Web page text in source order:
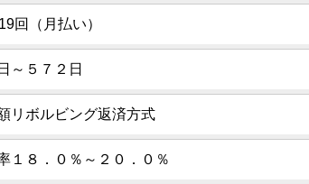
回（月払い）
～５７２日
リボルビング返済方式
１８．０％～２０．０％